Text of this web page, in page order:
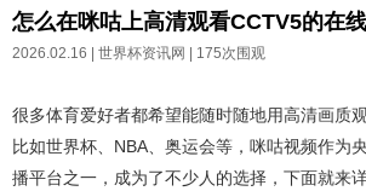
怎么在咪咕上高清观看CCTV5的在
2026.02.16 | 世界杯资讯网 | 175次围观
很多体育爱好者都希望能随时随地用高清画质
比如世界杯、NBA、奥运会等，咪咕视频作为
播平台之一，成为了不少人的选择，下面就来